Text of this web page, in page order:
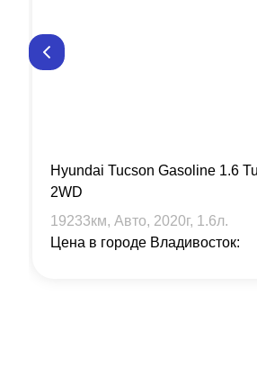
Hyundai Tucson Gasoline 1.6
2WD
19233км, Авто, 2020г, 1.6л.
Цена в городе Владивосток: